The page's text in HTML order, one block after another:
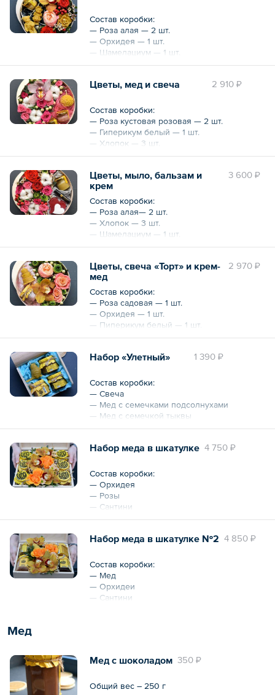
Состав коробки:
— Роза алая — 2 шт.
— Орхидея — 1 шт.
— Шамелациум — 1 шт.
— Гиперикум красный — 1 шт.
— Писташ
— Свеча (роза бутон)
— Свеча (мишки девочка и мальчик)
— Коробки из шпона
— Тишью
2 910 ₽
Цветы, мед и свеча
Состав коробки:
— Роза кустовая розовая — 2 шт.
— Гиперикум белый — 1 шт.
— Хлопок — 3 шт.
— Цимбидиум орхидея розовая — 1 шт.
— Сизаль
— Мед — 2 шт. по 35 г
— Свеча (шар из роз)
— Коробка из шпона
Охват — 21 см
3 600 ₽
Цветы, мыло, бальзам и
крем
Состав коробки:
— Роза алая— 2 шт.
— Хлопок — 3 шт.
— Шамелациум — 1 шт.
— Гиперикум красный — 1 шт.
— Тишью
— Мыло сердце, бальзам для губ в тубусе,
крем для рук
— Коробка из шпона
Охват — 21 см
2 970 ₽
Цветы, свеча «Торт» и крем-
мед
Состав коробки:
— Роза садовая — 1 шт.
— Орхидея — 1 шт.
— Пиперикум белый — 1 шт.
— Писташ
— Гиацинт
— Свеча «Торт»
— Крем-мед — 250 г
— Коробка из шпона
1 390 ₽
Набор «Улетный»
Состав коробки:
— Cвеча
— Мед с семечками подсолнухами
— Мед с семечкой тыквы
— Крем-мед с шоколадом
4 750 ₽
Набор меда в шкатулке
Состав коробки:
— Орхидея
— Розы
— Сантини
— Писташ
4 850 ₽
Набор меда в шкатулке №2
Состав коробки:
— Мед
— Орхидеи
— Сантини
Мед
350 ₽
Мед с шоколадом
Общий вес – 250 г